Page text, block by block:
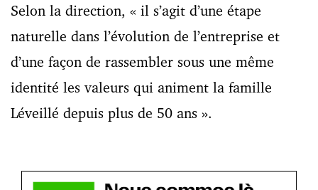
Selon la direction, « il s’agit d’une étape
naturelle dans l’évolution de l’entreprise et
d’une façon de rassembler sous une même
identité les valeurs qui animent la famille
Léveillé depuis plus de 50 ans ».